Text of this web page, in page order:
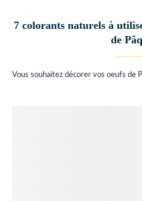
7 colorants naturels à
de
Vous souhaitez décorer vos oeufs de